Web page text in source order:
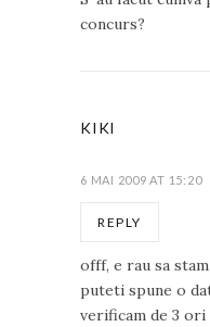
concurs?
KIKI
6 MAI 2009 AT 15:20
REPLY
offf, e rau sa
puteti spune o
verificam de 3